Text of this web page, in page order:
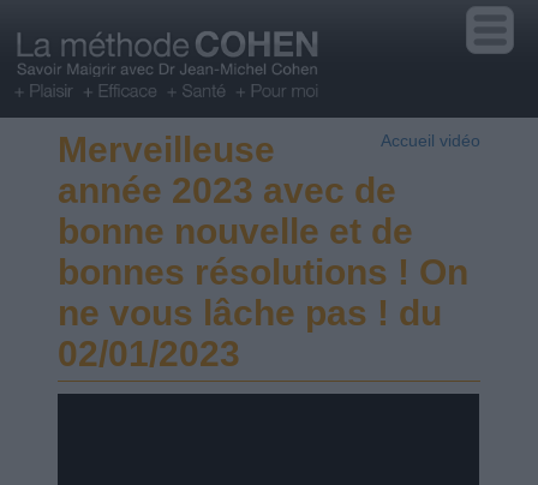
Accueil vidéo
Merveilleuse
année 2023 avec de
bonne nouvelle et de
bonnes résolutions ! On
ne vous lâche pas ! du
02/01/2023